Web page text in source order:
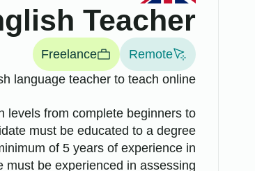
Teacher
Remote
Freelance
language teacher to teach online.
levels from complete beginners to
must be educated to a degree
of 5 years of experience in
be experienced in assessing